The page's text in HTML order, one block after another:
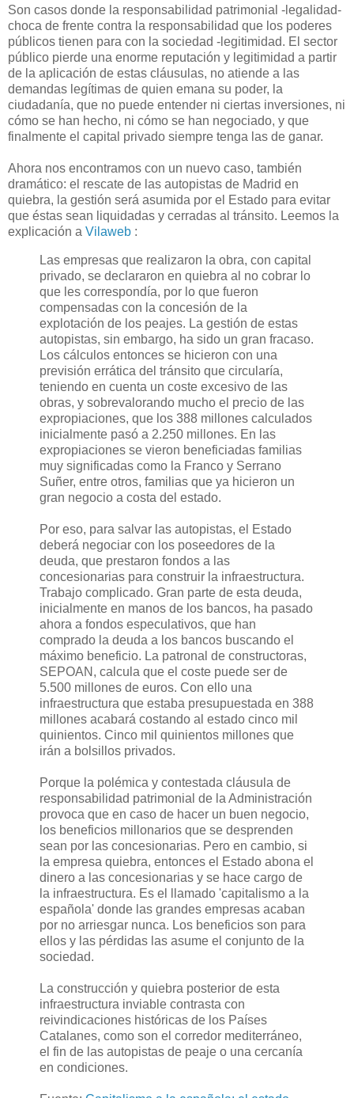
Son casos donde la responsabilidad patrimonial -legalidad-
choca de frente contra la responsabilidad que los poderes
públicos tienen para con la sociedad -legitimidad. El sector
público pierde una enorme reputación y legitimidad a partir
de la aplicación de estas cláusulas, no atiende a las
demandas legítimas de quien emana su poder, la
ciudadanía, que no puede entender ni ciertas inversiones, ni
cómo se han hecho, ni cómo se han negociado, y que
finalmente el capital privado siempre tenga las de ganar.
Ahora nos encontramos con un nuevo caso, también
dramático: el rescate de las autopistas de Madrid en
quiebra, la gestión será asumida por el Estado para evitar
que éstas sean liquidadas y cerradas al tránsito. Leemos la
explicación a Vilaweb :
Las empresas que realizaron la obra, con capital
privado, se declararon en quiebra al no cobrar lo
que les correspondía, por lo que fueron
compensadas con la concesión de la
explotación de los peajes. La gestión de estas
autopistas, sin embargo, ha sido un gran fracaso.
Los cálculos entonces se hicieron con una
previsión errática del tránsito que circularía,
teniendo en cuenta un coste excesivo de las
obras, y sobrevalorando mucho el precio de las
expropiaciones, que los 388 millones calculados
inicialmente pasó a 2.250 millones. En las
expropiaciones se vieron beneficiadas familias
muy significadas como la Franco y Serrano
Suñer, entre otros, familias que ya hicieron un
gran negocio a costa del estado.
Por eso, para salvar las autopistas, el Estado
deberá negociar con los poseedores de la
deuda, que prestaron fondos a las
concesionarias para construir la infraestructura.
Trabajo complicado. Gran parte de esta deuda,
inicialmente en manos de los bancos, ha pasado
ahora a fondos especulativos, que han
comprado la deuda a los bancos buscando el
máximo beneficio. La patronal de constructoras,
SEPOAN, calcula que el coste puede ser de
5.500 millones de euros. Con ello una
infraestructura que estaba presupuestada en 388
millones acabará costando al estado cinco mil
quinientos. Cinco mil quinientos millones que
irán a bolsillos privados.
Porque la polémica y contestada cláusula de
responsabilidad patrimonial de la Administración
provoca que en caso de hacer un buen negocio,
los beneficios millonarios que se desprenden
sean por las concesionarias. Pero en cambio, si
la empresa quiebra, entonces el Estado abona el
dinero a las concesionarias y se hace cargo de
la infraestructura. Es el llamado 'capitalismo a la
española' donde las grandes empresas acaban
por no arriesgar nunca. Los beneficios son para
ellos y las pérdidas las asume el conjunto de la
sociedad.
La construcción y quiebra posterior de esta
infraestructura inviable contrasta con
reivindicaciones históricas de los Países
Catalanes, como son el corredor mediterráneo,
el fin de las autopistas de peaje o una cercanía
en condiciones.